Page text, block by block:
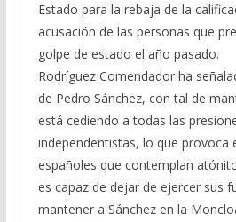
Estado para la rebaja de la
acusación de las personas que
golpe de estado el año pasado.
Rodríguez Comendador ha
de Pedro Sánchez, con tal de
está cediendo a todas las
independentistas, lo que provoca
españoles que contemplan
es capaz de dejar de ejercer sus
mantener a Sánchez en la